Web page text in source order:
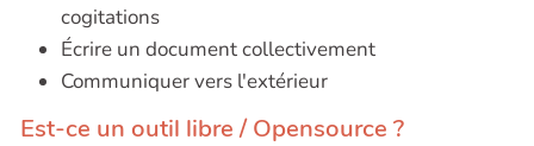
cogitations
Écrire un document collectivement
Communiquer vers l'extérieur
Est-ce un outil libre / Opensource ?